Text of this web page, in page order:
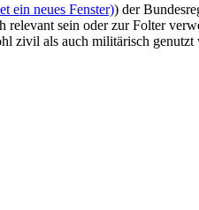
ein neues Fenster)) der
sein oder zur Folter
zivil als auch militärisch genutzt